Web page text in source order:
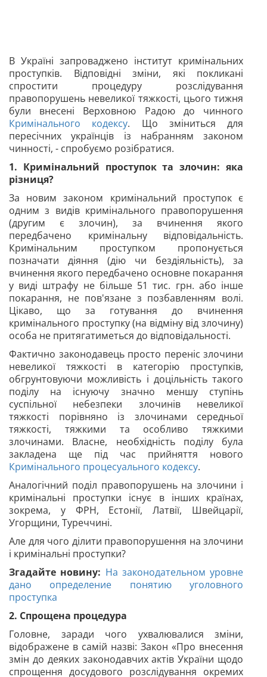
В Україні запроваджено інститут кримінальних
проступків. Відповідні зміни, які покликані
спростити процедуру розслідування
правопорушень невеликої тяжкості, цього тижня
були внесені Верховною Радою до чинного
Кримінального кодексу. Що зміниться для
пересічних українців із набранням законом
чинності, - спробуємо розібратися.
1. Кримінальний проступок та злочин: яка
різниця?
За новим законом кримінальний проступок є
одним з видів кримінального правопорушення
(другим є злочин), за вчинення якого
передбачено кримінальну відповідальність.
Кримінальним проступком пропонується
позначати діяння (дію чи бездіяльність), за
вчинення якого передбачено основне покарання
у виді штрафу не більше 51 тис. грн. або інше
покарання, не пов'язане з позбавленням волі.
Цікаво, що за готування до вчинення
кримінального проступку (на відміну від злочину)
особа не притягатиметься до відповідальності.
Фактично законодавець просто переніс злочини
невеликої тяжкості в категорію проступків,
обгрунтовуючи можливість і доцільність такого
поділу на існуючу значно меншу ступінь
суспільної небезпеки злочинів невеликої
тяжкості порівняно із злочинами середньої
тяжкості, тяжкими та особливо тяжкими
злочинами. Власне, необхідність поділу була
закладена ще під час прийняття нового
Кримінального процесуального кодексу.
Аналогічний поділ правопорушень на злочини і
кримінальні проступки існує в інших країнах,
зокрема, у ФРН, Естонії, Латвії, Швейцарії,
Угорщини, Туреччині.
Але для чого ділити правопорушення на злочини
і кримінальні проступки?
Згадайте новину: На законодательном уровне
дано определение понятию уголовного
проступка
2. Спрощена процедура
Головне, заради чого ухвалювалися зміни,
відображене в самій назві: Закон «Про внесення
змін до деяких законодавчих актів України щодо
спрощення досудового розслідування окремих